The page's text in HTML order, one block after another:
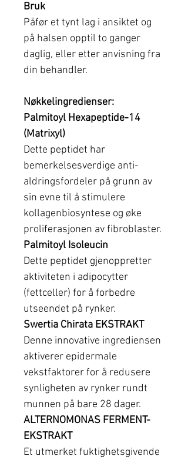
Bruk
Påfør et tynt lag i ansiktet og
på halsen opptil to ganger
daglig, eller etter anvisning fra
din behandler.
Nøkkelingredienser:
Palmitoyl Hexapeptide-14
(Matrixyl)
Dette peptidet har
bemerkelsesverdige anti-
aldringsfordeler på grunn av
sin evne til å stimulere
kollagenbiosyntese og øke
proliferasjonen av fibroblaster.
Palmitoyl Isoleucin
Dette peptidet gjenoppretter
aktiviteten i adipocytter
(fettceller) for å forbedre
utseendet på rynker.
Swertia Chirata EKSTRAKT
Denne innovative ingrediensen
aktiverer epidermale
vekstfaktorer for å redusere
synligheten av rynker rundt
munnen på bare 28 dager.
ALTERNOMONAS FERMENT-
EKSTRAKT
Et utmerket fuktighetsgivende